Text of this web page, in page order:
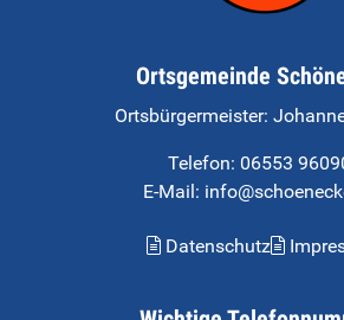
Ortsgemeinde
Ortsbürgermeister:
Telefon: 06553
E-Mail:
Datenschutz